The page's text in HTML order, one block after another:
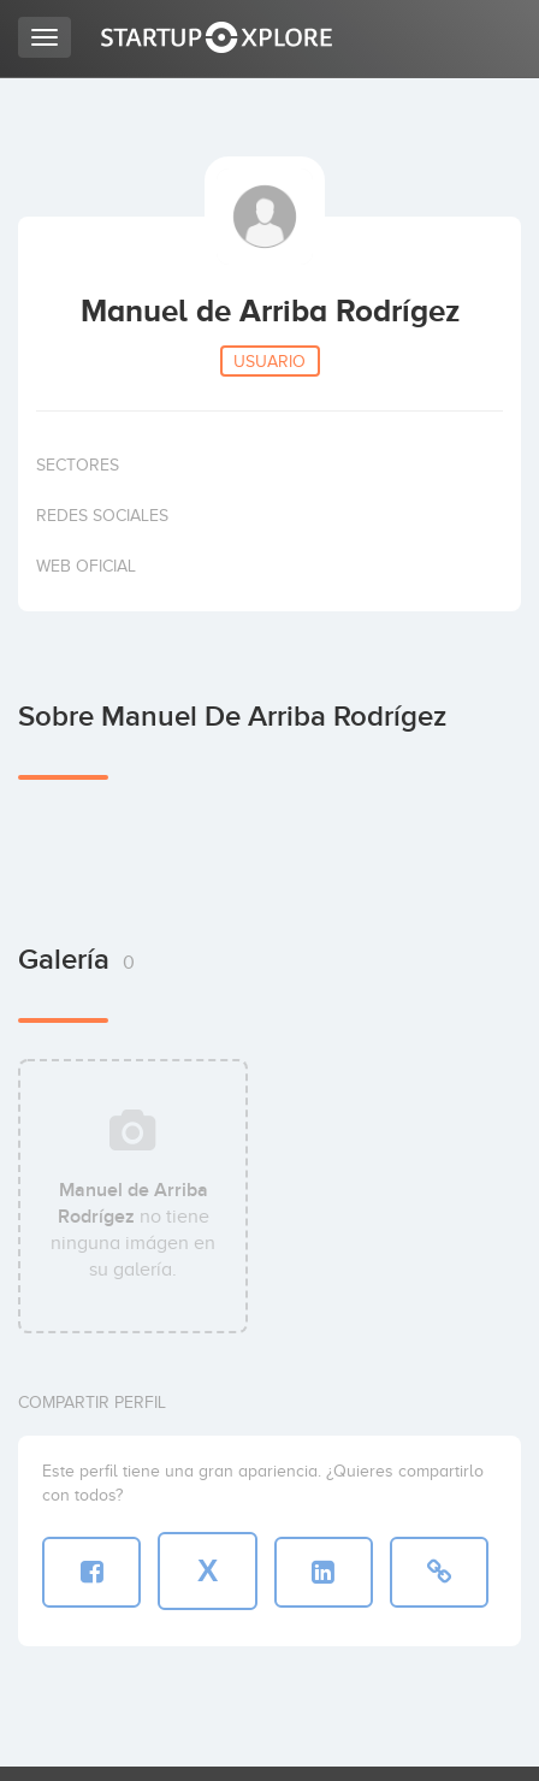
ACCESO
Invertir
Toggle
navigation
Manuel de Arriba Rodrígez
USUARIO
SECTORES
REDES SOCIALES
WEB OFICIAL
Sobre Manuel De Arriba Rodrígez
Galería 0
Manuel de Arriba
Rodrígez no tiene
ninguna imágen en
su galería.
COMPARTIR PERFIL
Este perfil tiene una gran apariencia. ¿Quieres compartirlo
con todos?
X